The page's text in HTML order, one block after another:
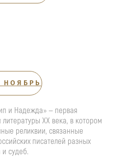
НОЯБРЬ
и Надежда» — первая
XX века, в котором
реликвии, связанные
писателей разных
и судеб.